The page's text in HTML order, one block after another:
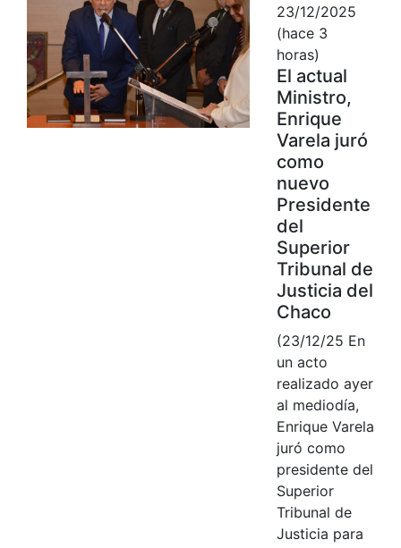
23/12/2025
(hace 3
horas)
El actual
Ministro,
Enrique
Varela juró
como
nuevo
Presidente
del
Superior
Tribunal de
Justicia del
Chaco
(23/12/25 En
un acto
realizado ayer
al mediodía,
Enrique Varela
juró como
presidente del
Superior
Tribunal de
Justicia para